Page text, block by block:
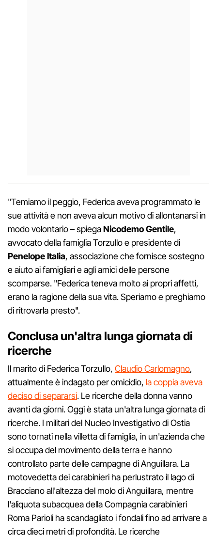
"Temiamo il peggio, Federica aveva programmato le
sue attività e non aveva alcun motivo di allontanarsi in
modo volontario – spiegaNicodemo Gentile,
avvocato della famiglia Torzullo e presidente di
Penelope Italia, associazione che fornisce sostegno
e aiuto ai famigliari e agli amici delle persone
scomparse. "Federica teneva molto ai propri affetti,
erano la ragione della sua vita. Speriamo e preghiamo
di ritrovarla presto".
Conclusa un'altra lunga giornata di
ricerche
Il marito di Federica Torzullo, Claudio Carlomagno,
attualmente è indagato per omicidio, la coppia aveva
deciso di separarsi. Le ricerche della donna vanno
avanti da giorni. Oggi è stata un'altra lunga giornata di
ricerche. I militari del Nucleo Investigativo di Ostia
sono tornati nella villetta di famiglia, in un'azienda che
si occupa del movimento della terra e hanno
controllato parte delle campagne di Anguillara. La
motovedetta dei carabinieri ha perlustrato il lago di
Bracciano all'altezza del molo di Anguillara, mentre
l'aliquota subacquea della Compagnia carabinieri
Roma Parioli ha scandagliato i fondali fino ad arrivare a
circa dieci metri di profondità. Le ricerche